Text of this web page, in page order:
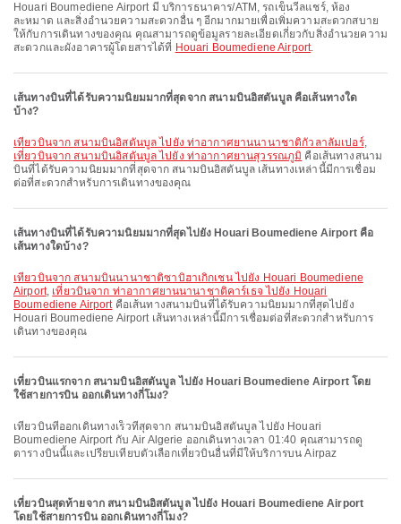
Houari Boumediene Airport มี บริการธนาคาร/ATM, รถเข็นวีลแชร์, ห้อง
ละหมาด และสิ่งอำนวยความสะดวกอื่น ๆ อีกมากมายเพื่อเพิ่มความสะดวกสบาย
ให้กับการเดินทางของคุณ คุณสามารถดูข้อมูลรายละเอียดเกี่ยวกับสิ่งอำนวยความ
สะดวกและผังอาคารผู้โดยสารได้ที่ Houari Boumediene Airport.
เส้นทางบินที่ได้รับความนิยมมากที่สุดจาก สนามบินอิสตันบูล คือเส้นทางใด
บ้าง?
เที่ยวบินจาก สนามบินอิสตันบูล ไปยัง ท่าอากาศยานนานาชาติกัวลาลัมเปอร์,
เที่ยวบินจาก สนามบินอิสตันบูล ไปยัง ท่าอากาศยานสุวรรณภูมิ คือเส้นทางสนาม
บินที่ได้รับความนิยมมากที่สุดจาก สนามบินอิสตันบูล เส้นทางเหล่านี้มีการเชื่อม
ต่อที่สะดวกสำหรับการเดินทางของคุณ
เส้นทางบินที่ได้รับความนิยมมากที่สุดไปยัง Houari Boumediene Airport คือ
เส้นทางใดบ้าง?
เที่ยวบินจาก สนามบินนานาชาติซาบิฮาเกิกเชน ไปยัง Houari Boumediene
Airport, เที่ยวบินจาก ท่าอากาศยานนานาชาติคาร์เธจ ไปยัง Houari
Boumediene Airportคือเส้นทางสนามบินที่ได้รับความนิยมมากที่สุดไปยัง
Houari Boumediene Airport เส้นทางเหล่านี้มีการเชื่อมต่อที่สะดวกสำหรับการ
เดินทางของคุณ
เที่ยวบินแรกจาก สนามบินอิสตันบูล ไปยัง Houari Boumediene Airport โดย
ใช้สายการบิน ออกเดินทางกี่โมง?
เที่ยวบินที่ออกเดินทางเร็วที่สุดจาก สนามบินอิสตันบูล ไปยัง Houari
Boumediene Airport กับ Air Algerie ออกเดินทางเวลา 01:40 คุณสามารถดู
ตารางบินนี้และเปรียบเทียบตัวเลือกเที่ยวบินอื่นที่มีให้บริการบน Airpaz
เที่ยวบินสุดท้ายจาก สนามบินอิสตันบูล ไปยัง Houari Boumediene Airport
โดยใช้สายการบิน ออกเดินทางกี่โมง?